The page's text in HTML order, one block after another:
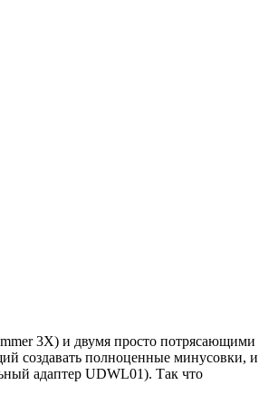
3X) и двумя просто потрясающими
создавать полноценные минусовки, и
адаптер UDWL01). Так что